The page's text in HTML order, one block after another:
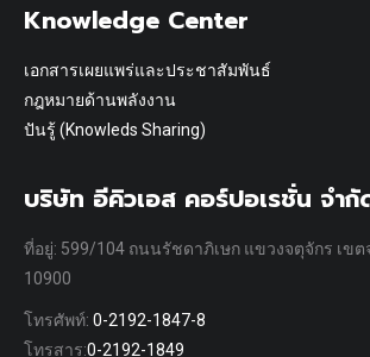
Knowledge Center
เอกสารเผยแพร่และประชาสัมพันธ์
กฎหมายด้านพลังงาน
ปันรู้ (Knowleds Sharing)
บริษัท อีคิวเอส คอร์ปอเรชั่น จำกั
ที่อยู่: 599/104 ถนนรัชดาภิเษก แขวงจตุจักร เขต
10900
โทรศัพท์: 0-2192-1847-8
โทรสาร:0-2192-1849